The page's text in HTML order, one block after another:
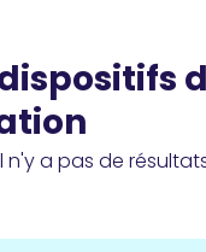
n'y a pas de